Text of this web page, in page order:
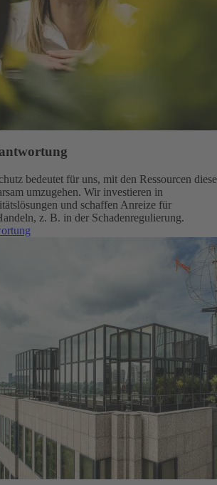
bedeutet für uns, mit den Ressourcen
umzugehen. Wir investieren in
und schaffen Anreize für
z. B. in der Schadenregulierung.